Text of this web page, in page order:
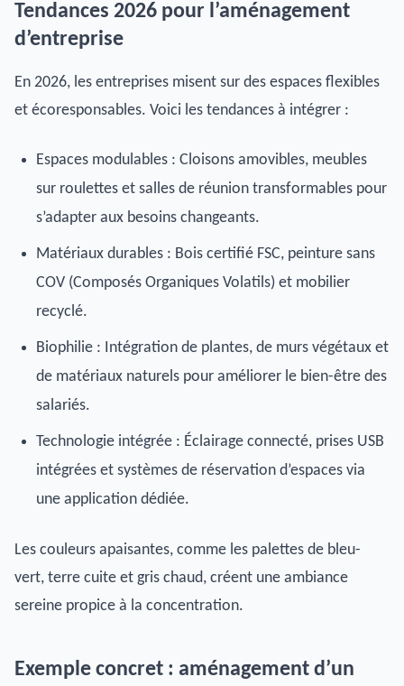
Tendances 2026 pour l’aménagement
d’entreprise
En 2026, les entreprises misent sur des espaces flexibles
et écoresponsables. Voici les tendances à intégrer :
Espaces modulables : Cloisons amovibles, meubles
sur roulettes et salles de réunion transformables pour
s’adapter aux besoins changeants.
Matériaux durables : Bois certifié FSC, peinture sans
COV (Composés Organiques Volatils) et mobilier
recyclé.
Biophilie : Intégration de plantes, de murs végétaux et
de matériaux naturels pour améliorer le bien-être des
salariés.
Technologie intégrée : Éclairage connecté, prises USB
intégrées et systèmes de réservation d’espaces via
une application dédiée.
Les couleurs apaisantes, comme les palettes de bleu-
vert, terre cuite et gris chaud, créent une ambiance
sereine propice à la concentration.
Exemple concret : aménagement d’un